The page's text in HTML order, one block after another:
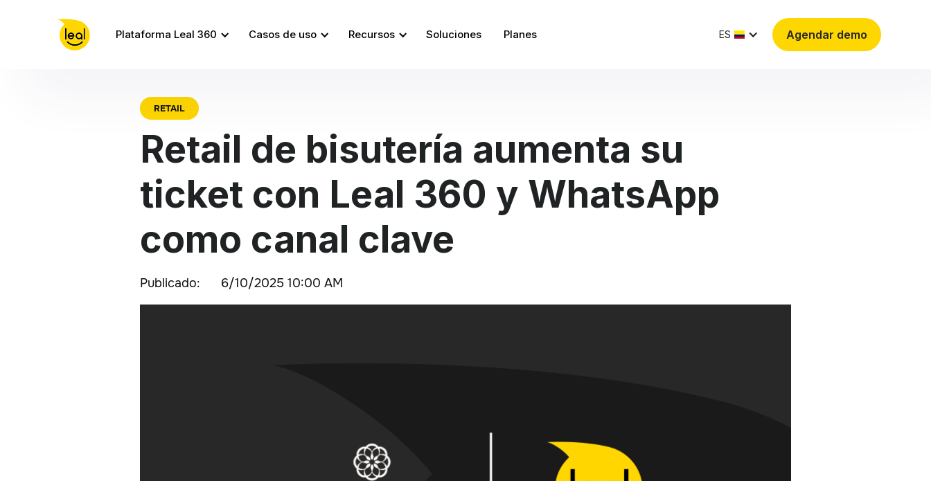
Plataforma Leal 360 Casos de uso Recursos Soluciones Planes ES Agendar demo
RETAIL
Retail de bisutería aumenta su
ticket con Leal 360 y WhatsApp
como canal clave
Publicado: 6/10/2025 10:00 AM